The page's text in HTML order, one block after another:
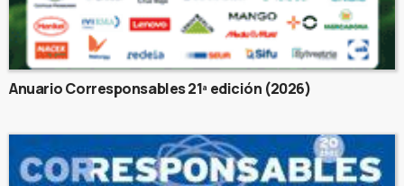
Anuario Corresponsables 21ª edición (2026)